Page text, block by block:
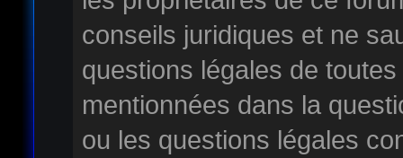
conseils juridiques et ne
questions légales de
mentionnées dans la
ou les questions légales